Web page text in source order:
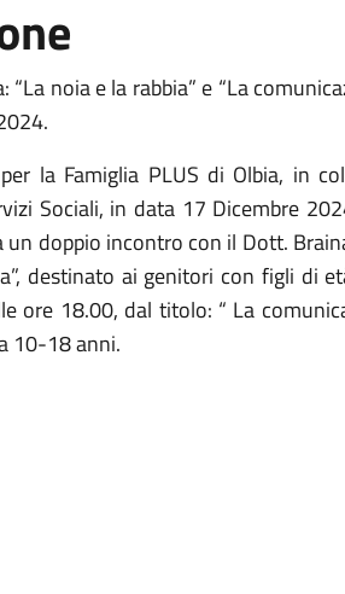
“La noia e la rabbia” e “La
la Famiglia PLUS di Olbia, in
Sociali, in data 17 Dicembre
un doppio incontro con il Dott.
destinato ai genitori con figli di
ore 18.00, dal titolo: “ La
10-18 anni.